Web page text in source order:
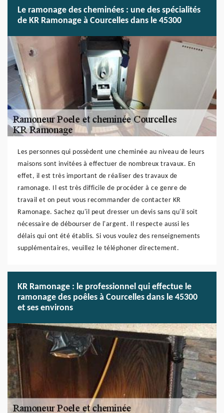
Le ramonage des cheminées : une des spécialités
de KR Ramonage à Courcelles dans le 45300
Les personnes qui possèdent une cheminée au niveau de leurs
maisons sont invitées à effectuer de nombreux travaux. En
effet, il est très important de réaliser des travaux de
ramonage. Il est très difficile de procéder à ce genre de
travail et on peut vous recommander de contacter KR
Ramonage. Sachez qu'il peut dresser un devis sans qu'il soit
nécessaire de débourser de l'argent. Il respecte aussi les
délais qui ont été établis. Si vous voulez des renseignements
supplémentaires, veuillez le téléphoner directement.
KR Ramonage : le professionnel qui effectue le
ramonage des poêles à Courcelles dans le 45300
et ses environs